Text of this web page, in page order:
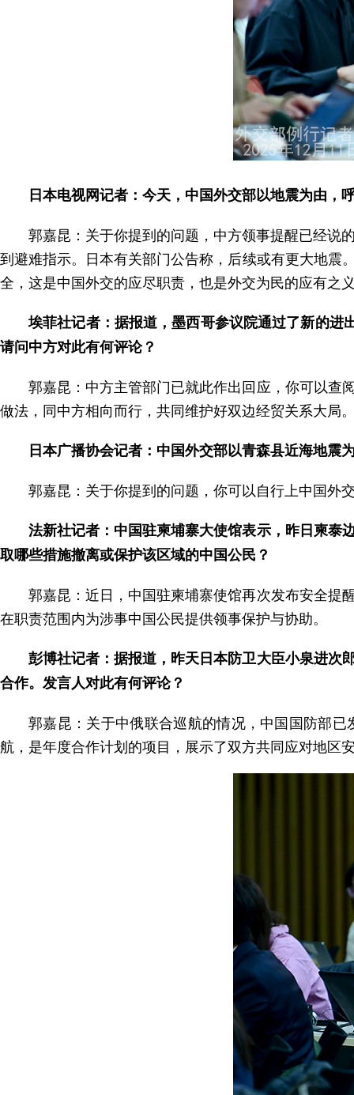
日本电视网记者：今天，中国外交部以地震为由，
郭嘉昆：关于你提到的问题，中方领事提醒已经说
到避难指示。日本有关部门公告称，后续或有更大地震
全，这是中国外交的应尽职责，也是外交为民的应有之
埃菲社记者：据报道，墨西哥参议院通过了新的
请问中方对此有何评论？
郭嘉昆：中方主管部门已就此作出回应，你可以查
做法，同中方相向而行，共同维护好双边经贸关系大局
日本广播协会记者：中国外交部以青森县近海地震
郭嘉昆：关于你提到的问题，你可以自行上中国外
法新社记者：中国驻柬埔寨大使馆表示，昨日柬泰
取哪些措施撤离或保护该区域的中国公民？
郭嘉昆：近日，中国驻柬埔寨使馆再次发布安全提
在职责范围内为涉事中国公民提供领事保护与协助。
彭博社记者：据报道，昨天日本防卫大臣小泉进次
合作。发言人对此有何评论？
郭嘉昆：关于中俄联合巡航的情况，中国国防部
航，是年度合作计划的项目，展示了双方共同应对地区